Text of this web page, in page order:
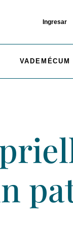
Ingresar
VADEMÉCUM